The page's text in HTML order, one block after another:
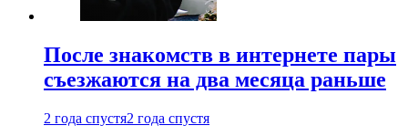
После знакомств в интернете пары
съезжаются на два месяца раньше
2 года спустя2 года спустя